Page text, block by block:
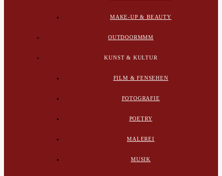
MAKE-UP & BEAUTY
OUTDOORMMM
KUNST & KULTUR
FILM & FENSEHEN
FOTOGRAFIE
POETRY
MALEREI
MUSIK